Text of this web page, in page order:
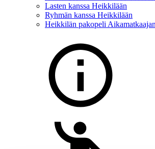
Lasten kanssa Heikkilään
Ryhmän kanssa Heikkilään
Heikkilän pakopeli